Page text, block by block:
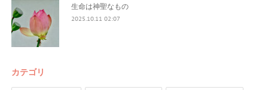
生命は神聖なもの
2025.10.11 02:07
カテゴリ